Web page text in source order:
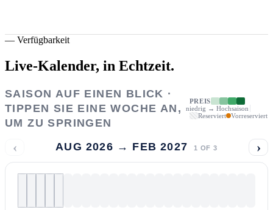
— Verfügbarkeit
Live-Kalender, in Echtzeit.
SAISON AUF EINEN BLICK ·
TIPPEN SIE EINE WOCHE AN,
UM ZU SPRINGEN
PREIS
niedrig → Hochsaison
Reserviert
Vorreserviert
‹ AUG 2026 → FEB 2027 1 OF 3 ›